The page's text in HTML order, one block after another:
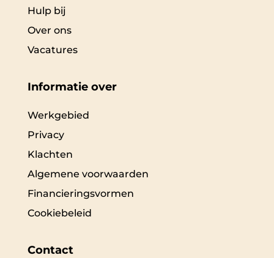
Hulp bij
Over ons
Vacatures
Informatie over
Werkgebied
Privacy
Klachten
Algemene voorwaarden
Financieringsvormen
Cookiebeleid
Contact